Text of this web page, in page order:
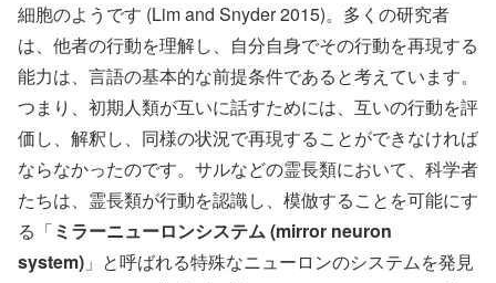
細胞のようです (Lim and Snyder 2015)。多くの研究者
は、他者の行動を理解し、自分自身でその行動を再現する
能力は、言語の基本的な前提条件であると考えています。
つまり、初期人類が互いに話すためには、互いの行動を評
価し、解釈し、同様の状況で再現することができなければ
ならなかったのです。サルなどの霊長類において、科学者
たちは、霊長類が行動を認識し、模倣することを可能にす
る「ミラーニューロンシステム (mirror neuron
system) 」と呼ばれる特殊なニューロンのシステムを発見